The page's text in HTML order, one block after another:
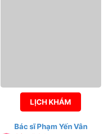
LỊCH KHÁM
Bác sĩ Phạm Yến Vân